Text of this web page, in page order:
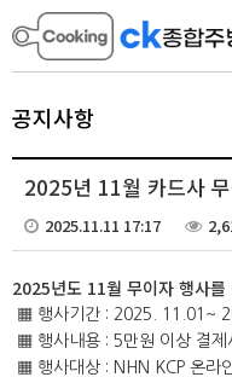
공지사항
2025년 11월 카드사
2025.11.11 17:17
2025년도 11월 무이자 행사를
▦ 행사기간 : 2025. 11.01~
▦ 행사내용 : 5만원 이상 결제
▦ 행사대상 : NHN KCP 온라